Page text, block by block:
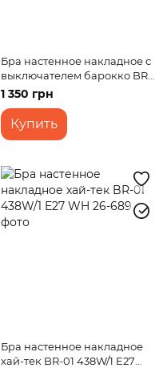
Бра настенное накладное с
выключателем барокко BR-
01 220W/1 E27 AB
1 350 грн
Купить
Бра настенное накладное
хай-тек BR-01 438W/1 E27